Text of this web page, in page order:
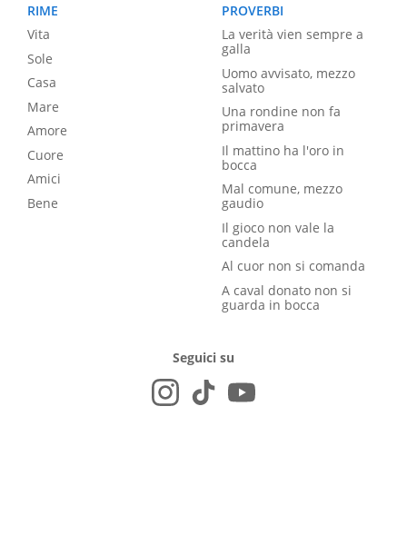
RIME
Vita
Sole
Casa
Mare
Amore
Cuore
Amici
Bene
PROVERBI
La verità vien sempre a
galla
Uomo avvisato, mezzo
salvato
Una rondine non fa
primavera
Il mattino ha l'oro in
bocca
Mal comune, mezzo
gaudio
Il gioco non vale la
candela
Al cuor non si comanda
A caval donato non si
guarda in bocca
Seguici su